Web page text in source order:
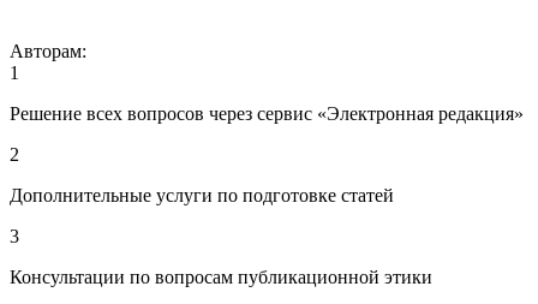
Авторам:
1
Решение всех вопросов через сервис «Электронная редакция»
2
Дополнительные услуги по подготовке статей
3
Консультации по вопросам публикационной этики